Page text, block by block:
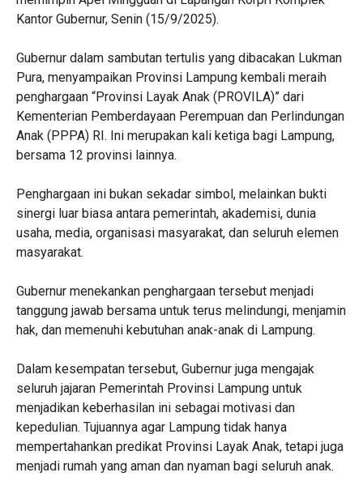
Kantor Gubernur, Senin (15/9/2025).
‎Gubernur dalam sambutan tertulis yang dibacakan Lukman
Pura, menyampaikan Provinsi Lampung kembali meraih
penghargaan “Provinsi Layak Anak (PROVILA)” dari
Kementerian Pemberdayaan Perempuan dan Perlindungan
Anak (PPPA) RI. Ini merupakan kali ketiga bagi Lampung,
bersama 12 provinsi lainnya.
‎Penghargaan ini bukan sekadar simbol, melainkan bukti
sinergi luar biasa antara pemerintah, akademisi, dunia
usaha, media, organisasi masyarakat, dan seluruh elemen
masyarakat.
‎Gubernur menekankan penghargaan tersebut menjadi
tanggung jawab bersama untuk terus melindungi, menjamin
hak, dan memenuhi kebutuhan anak-anak di Lampung.
‎Dalam kesempatan tersebut, Gubernur juga mengajak
seluruh jajaran Pemerintah Provinsi Lampung untuk
menjadikan keberhasilan ini sebagai motivasi dan
kepedulian. Tujuannya agar Lampung tidak hanya
mempertahankan predikat Provinsi Layak Anak, tetapi juga
menjadi rumah yang aman dan nyaman bagi seluruh anak.